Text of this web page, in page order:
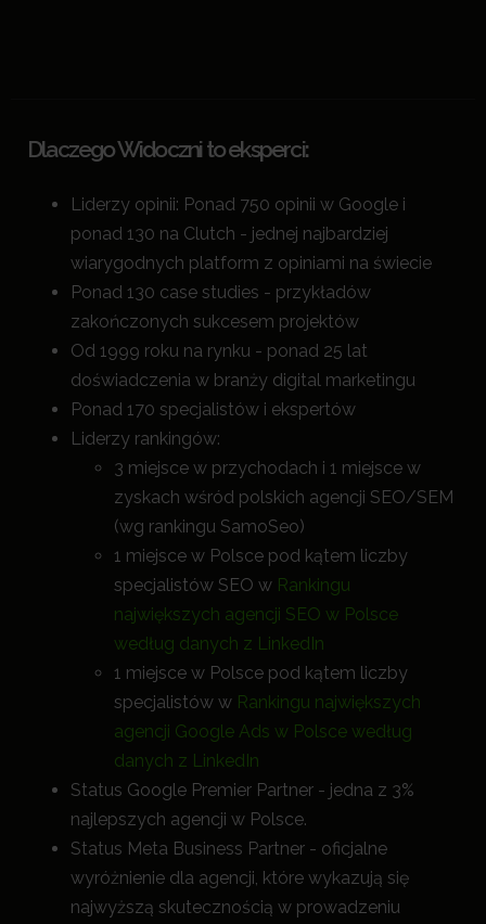
Dlaczego Widoczni to eksperci:
Liderzy opinii: Ponad 750 opinii w Google i
ponad 130 na Clutch - jednej najbardziej
wiarygodnych platform z opiniami na świecie
Ponad 130 case studies - przykładów
zakończonych sukcesem projektów
Od 1999 roku na rynku - ponad 25 lat
doświadczenia w branży digital marketingu
Ponad 170 specjalistów i ekspertów
Liderzy rankingów:
3 miejsce w przychodach i 1 miejsce w
zyskach wśród polskich agencji SEO/SEM
(wg rankingu SamoSeo)
1 miejsce w Polsce pod kątem liczby
specjalistów SEO w Rankingu
największych agencji SEO w Polsce
według danych z LinkedIn
1 miejsce w Polsce pod kątem liczby
specjalistów w Rankingu największych
agencji Google Ads w Polsce według
danych z LinkedIn
Status Google Premier Partner - jedna z 3%
najlepszych agencji w Polsce.
Status Meta Business Partner - oficjalne
wyróżnienie dla agencji, które wykazują się
najwyższą skutecznością w prowadzeniu